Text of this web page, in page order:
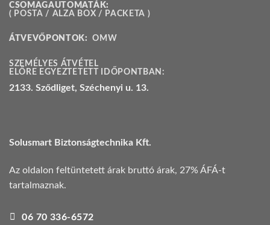
CSOMAGAUTOMATÁK:
( POSTA / ALZA BOX / PACKETA )
ÁTVEVŐPONTOK:OMW
SZEMÉLYES ÁTVÉTEL
ELŐRE EGYEZTETETT IDŐPONTBAN:
2133. Sződliget, Széchenyi u. 13.
Solusmart Biztonságtechnika Kft.
Az oldalon feltüntetett árak bruttó árak, 27% ÁFÁ-t
tartalmaznak.
06 70 336-6572